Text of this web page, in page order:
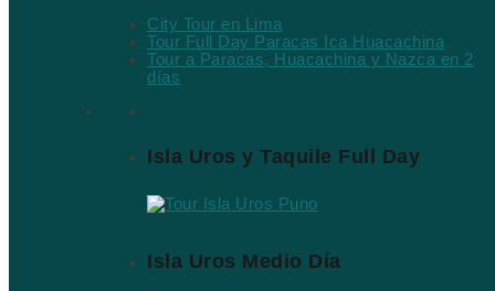
City Tour en Lima
Tour Full Day Paracas Ica Huacachina
Tour a Paracas, Huacachina y Nazca en 2
días
Isla Uros y Taquile Full Day
Isla Uros Medio Día